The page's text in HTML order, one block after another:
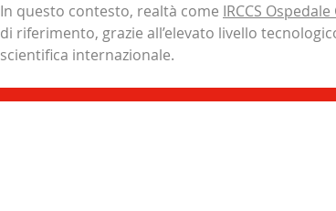
In questo contesto, realtà come IRCCS
di riferimento, grazie all’elevato livello
scientifica internazionale.